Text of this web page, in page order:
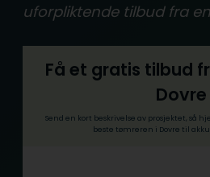
uforpliktende tilbud fra
Få et gratis tilbud
Dovre
Send en kort beskrivelse av prosjektet, så
beste tømreren i Dovre til